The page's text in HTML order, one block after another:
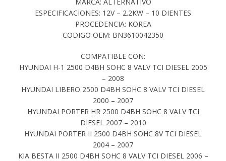
ESPECIFICACIONES: 12V – 2.2KW – 10 DIENTES
PROCEDENCIA: KOREA
CODIGO OEM: BN3610042350
COMPATIBLE CON:
HYUNDAI H-1 2500 D4BH SOHC 8 VALV TCI DIESEL 2005
– 2008
HYUNDAI LIBERO 2500 D4BH SOHC 8 VALV TCI DIESEL
2000 – 2007
HYUNDAI PORTER HR 2500 D4BH SOHC 8 VALV TCI
DIESEL 2007 – 2010
HYUNDAI PORTER II 2500 D4BH SOHC 8V TCI DIESEL
2004 – 2007
KIA BESTA II 2500 D4BH SOHC 8 VALV TCI DIESEL 2006 –